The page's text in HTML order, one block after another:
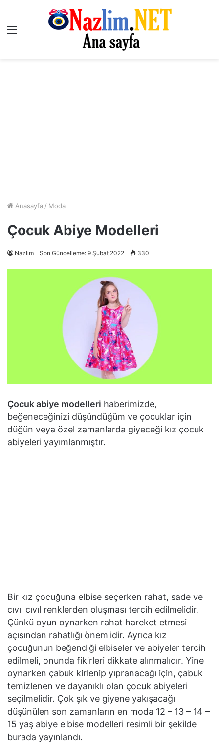
Menü
Anasayfa / Moda
Çocuk Abiye Modelleri
Nazlim Son Güncelleme: 9 Şubat 2022 330
Çocuk abiye modelleri haberimizde,
beğeneceğinizi düşündüğüm ve çocuklar için
düğün veya özel zamanlarda giyeceği kız çocuk
abiyeleri yayımlanmıştır.
Bir kız çocuğuna elbise seçerken rahat, sade ve
cıvıl cıvıl renklerden oluşması tercih edilmelidir.
Çünkü oyun oynarken rahat hareket etmesi
açısından rahatlığı önemlidir. Ayrıca kız
çocuğunun beğendiği elbiseler ve abiyeler tercih
edilmeli, onunda fikirleri dikkate alınmalıdır. Yine
oynarken çabuk kirlenip yıpranacağı için, çabuk
temizlenen ve dayanıklı olan çocuk abiyeleri
seçilmelidir. Çok şık ve giyene yakışacağı
düşünülen son zamanların en moda 12 – 13 – 14 –
15 yaş abiye elbise modelleri resimli bir şekilde
burada yayınlandı.